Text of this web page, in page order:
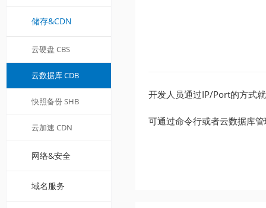
储存&CDN
云硬盘 CBS
云数据库 CDB
快照备份 SHB
云加速 CDN
网络&安全
域名服务
开发人员通过IP/Port的方式
可通过命令行或者云数据库